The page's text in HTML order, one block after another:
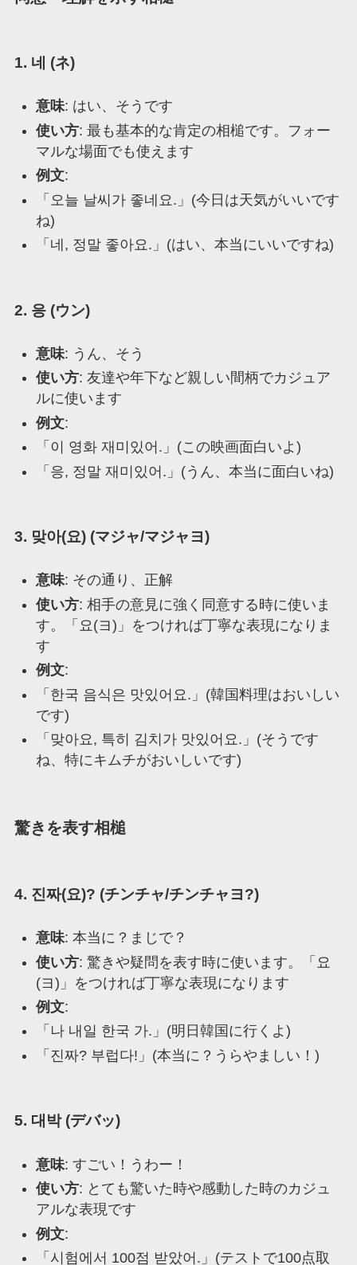
1. 네 (ネ)
意味: はい、そうです
使い方: 最も基本的な肯定の相槌です。フォー
マルな場面でも使えます
例文:
「오늘 날씨가 좋네요.」(今日は天気がいいです
ね)
「네, 정말 좋아요.」(はい、本当にいいですね)
2. 응 (ウン)
意味: うん、そう
使い方: 友達や年下など親しい間柄でカジュア
ルに使います
例文:
「이 영화 재미있어.」(この映画面白いよ)
「응, 정말 재미있어.」(うん、本当に面白いね)
3. 맞아(요) (マジャ/マジャヨ)
意味: その通り、正解
使い方: 相手の意見に強く同意する時に使いま
す。「요(ヨ)」をつければ丁寧な表現になりま
す
例文:
「한국 음식은 맛있어요.」(韓国料理はおいしい
です)
「맞아요, 특히 김치가 맛있어요.」(そうです
ね、特にキムチがおいしいです)
驚きを表す相槌
4. 진짜(요)? (チンチャ/チンチャヨ?)
意味: 本当に？まじで？
使い方: 驚きや疑問を表す時に使います。「요
(ヨ)」をつければ丁寧な表現になります
例文:
「나 내일 한국 가.」(明日韓国に行くよ)
「진짜? 부럽다!」(本当に？うらやましい！)
5. 대박 (デバッ)
意味: すごい！うわー！
使い方: とても驚いた時や感動した時のカジュ
アルな表現です
例文:
「시험에서 100점 받았어.」(テストで100点取